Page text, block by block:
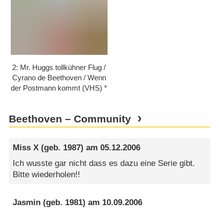
2: Mr. Huggs tollkühner Flug /​​
Cyrano de Beethoven /​​ Wenn
der Postmann kommt (VHS)
Beethoven – Community
Miss X (geb. 1987) am05.12.2006
Ich wusste gar nicht dass es dazu eine Serie gibt.
Bitte wiederholen!!
Jasmin (geb. 1981) am 10.09.2006